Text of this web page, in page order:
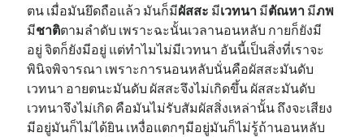
ตน เมื่อมันยึดถือแล้ว มันก็มีผัสสะ มีเวทนา มีตัณหา มีภพ
มีชาติตามลำดับ เพราะฉะนั้นเวลานอนหลับ กายก็ยังมี
อยู่ จิตก็ยังมีอยู่ แต่ทำไมไม่มีเวทนา อันนี้เป็นสิ่งที่เราจะ
พินิจพิจารณา เพราะการนอนหลับนั่นคือผัสสะมันดับ
เวทนา อายตนะมันดับ ผัสสะจึงไม่เกิดขึ้น ผัสสะมันดับ
เวทนาจึงไม่เกิด คือมันไม่รับสัมผัสสิ่งเหล่านั้น ถึงจะเสียง
มีอยู่มันก็ไม่ได้ยิน เหงื่อแตกๆมีอยู่มันก็ไม่รู้ถ้านอนหลับ